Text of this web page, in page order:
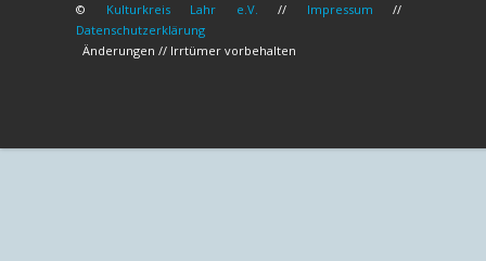
© Kulturkreis Lahr e.V. // Impressum //
Datenschutzerklärung
Änderungen // Irrtümer vorbehalten